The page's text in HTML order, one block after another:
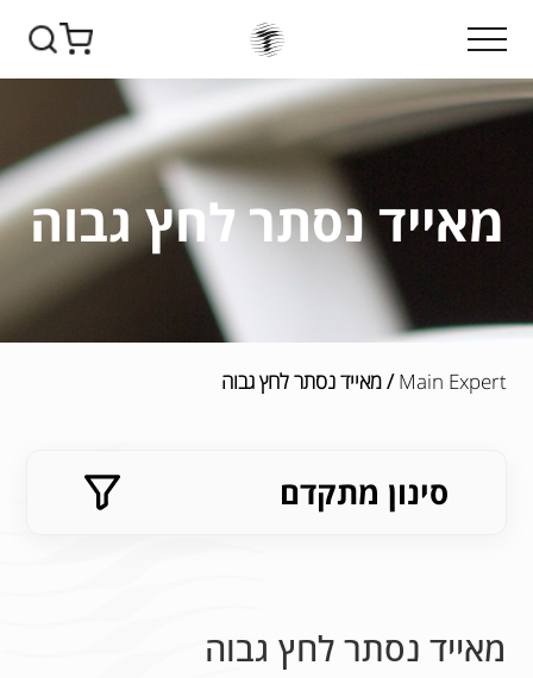
מאייד נסתר לחץ גבוה
Main Expert / מאייד נסתר לחץ גבוה
סינון מתקדם
מאייד נסתר לחץ גבוה